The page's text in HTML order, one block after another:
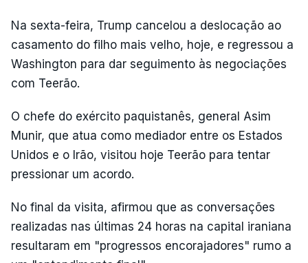
Na sexta-feira, Trump cancelou a deslocação ao
casamento do filho mais velho, hoje, e regressou a
Washington para dar seguimento às negociações
com Teerão.
O chefe do exército paquistanês, general Asim
Munir, que atua como mediador entre os Estados
Unidos e o Irão, visitou hoje Teerão para tentar
pressionar um acordo.
No final da visita, afirmou que as conversações
realizadas nas últimas 24 horas na capital iraniana
resultaram em "progressos encorajadores" rumo a